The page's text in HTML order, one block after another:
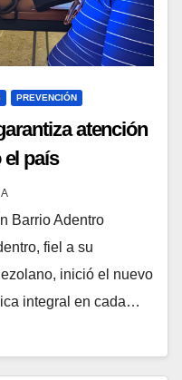
PREVENCIÓN
atención
país
Barrio Adentro
fiel a su
inició el nuevo
integral en cada…